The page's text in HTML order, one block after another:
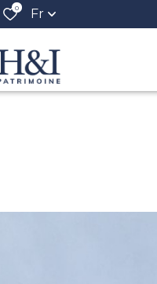
0 Fr